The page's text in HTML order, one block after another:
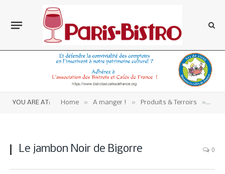
YOU ARE AT: Home » A manger ! » Produits & Terroirs »
Le jambon Noir de Bigorre 0